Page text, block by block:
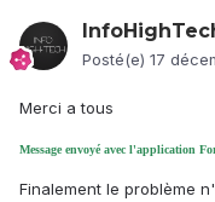
Posté(e) 17
Merci a tous
Message envoyé avec l'application
Finalement le problème